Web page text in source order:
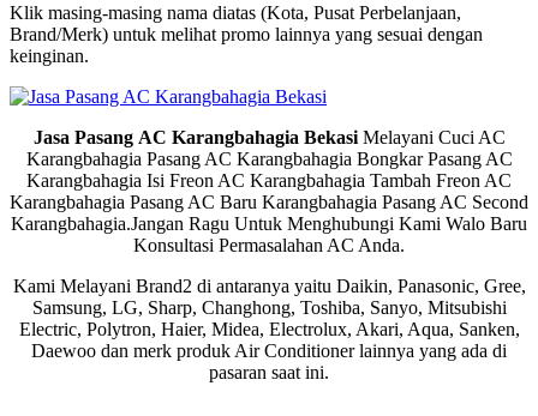
Klik masing-masing nama diatas (Kota, Pusat Perbelanjaan,
Brand/Merk) untuk melihat promo lainnya yang sesuai dengan
keinginan.
Jasa Pasang AC Karangbahagia Bekasi Melayani Cuci AC
Karangbahagia Pasang AC Karangbahagia Bongkar Pasang AC
Karangbahagia Isi Freon AC Karangbahagia Tambah Freon AC
Karangbahagia Pasang AC Baru Karangbahagia Pasang AC Second
Karangbahagia.Jangan Ragu Untuk Menghubungi Kami Walo Baru
Konsultasi Permasalahan AC Anda.
Kami Melayani Brand2 di antaranya yaitu Daikin, Panasonic, Gree,
Samsung, LG, Sharp, Changhong, Toshiba, Sanyo, Mitsubishi
Electric, Polytron, Haier, Midea, Electrolux, Akari, Aqua, Sanken,
Daewoo dan merk produk Air Conditioner lainnya yang ada di
pasaran saat ini.